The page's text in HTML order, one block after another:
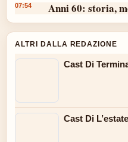
07:54 Anni 60: storia,
ALTRI DALLA REDAZIONE
Cast Di
Cast Di